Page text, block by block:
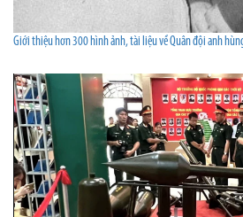
Giới thiệu hơn 300 hình ảnh, tài liệu về Quân đội anh